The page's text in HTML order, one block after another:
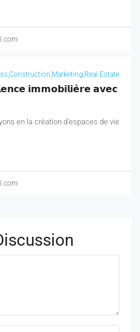
,Construction,Marketing,Real Estate
𝗶𝗺𝗺𝗼𝗯𝗶𝗹𝗶𝗲̀𝗿𝗲 𝗮𝘃𝗲𝗰
en la création d'espaces de vie